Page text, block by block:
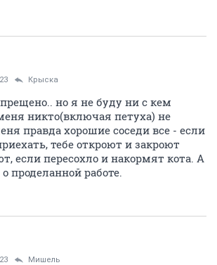
Крыска
но я не буду ни с кем
никто(включая петуха) не
правда хорошие соседи все - если
тебе откроют и закроют
если пересохло и накормят кота. А
проделанной работе.
Мишель